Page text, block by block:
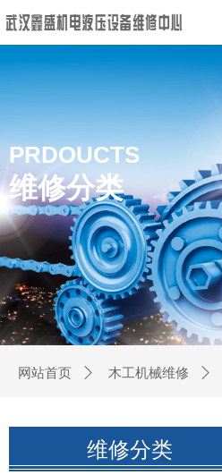
PRDOUCTS
维修分类
网站首页 ꄲ 木工机械维修 ꄲ
维修分类